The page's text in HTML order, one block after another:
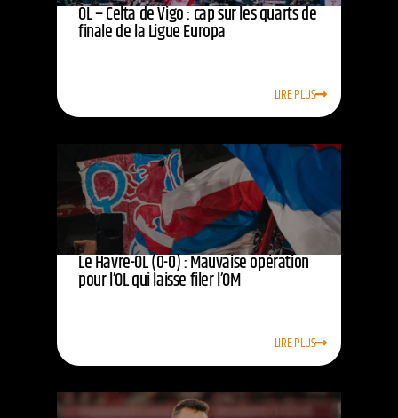
OL – Celta de Vigo : cap sur les quarts de
finale de la Ligue Europa
LIRE PLUS
Le Havre-OL (0-0) : Mauvaise opération
pour l’OL qui laisse filer l’OM
LIRE PLUS